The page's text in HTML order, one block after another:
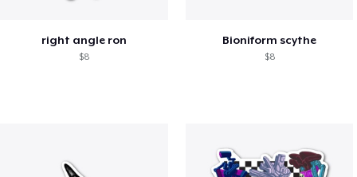
right angle ron
$8
Bioniform scythe
$8